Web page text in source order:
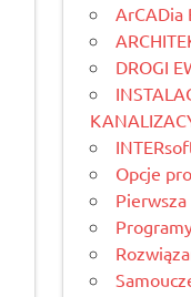
ArCADia
DROGI
Opcje